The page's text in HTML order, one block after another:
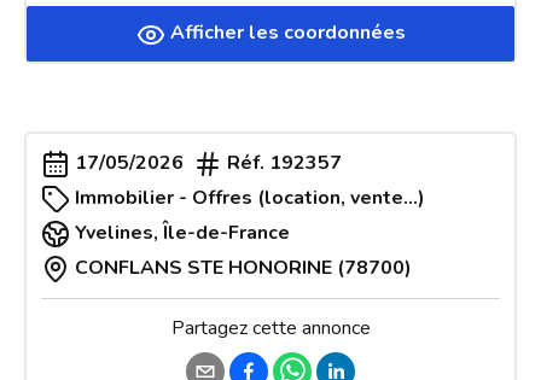
Afficher les coordonnées
17/05/2026 Réf. 192357
Immobilier - Offres (location, vente...)
Yvelines,Île-de-France
CONFLANS STE HONORINE (78700)
Partagez cette annonce